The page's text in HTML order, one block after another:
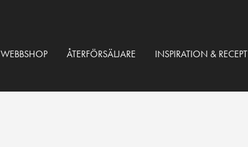
WEBBSHOP ÅTERFÖRSÄLJARE INSPIRATION & RECEPT